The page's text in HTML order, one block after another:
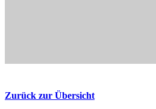
Zurück zur Übersicht